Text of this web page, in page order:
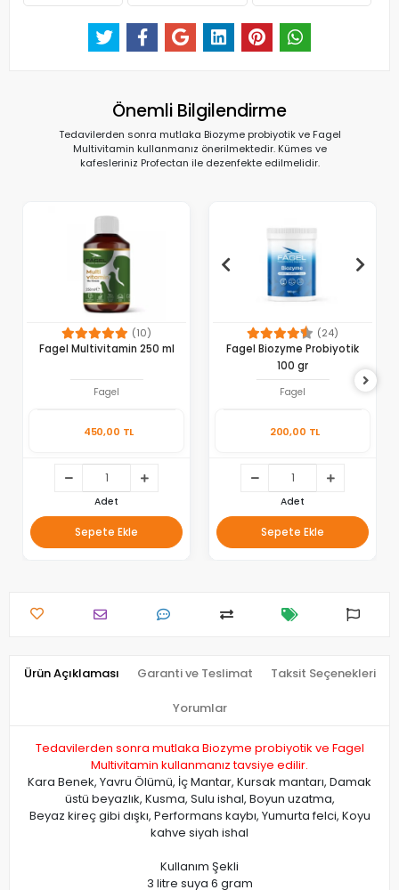
Önemli Bilgilendirme
Tedavilerden sonra mutlaka Biozyme probiyotik ve Fagel
Multivitamin kullanmanız önerilmektedir. Kümes ve
kafesleriniz Profectan ile dezenfekte edilmelidir.
(10)
Fagel Multivitamin 250 ml
Fagel
450,00 TL
Adet
Sepete Ekle
(24)
Fagel Biozyme Probiyotik
100 gr
Fagel
200,00 TL
Adet
Sepete Ekle
Ürün Açıklaması Garanti ve Teslimat Taksit Seçenekleri
Yorumlar
Tedavilerden sonra mutlaka Biozyme probiyotik ve Fagel
Multivitamin kullanmanız tavsiye edilir.
Kara Benek, Yavru Ölümü, İç Mantar, Kursak mantarı, Damak
üstü beyazlık, Kusma, Sulu ishal, Boyun uzatma,
Beyaz kireç gibi dışkı, Performans kaybı, Yumurta felci, Koyu
kahve siyah ishal
Kullanım Şekli
3 litre suya 6 gram